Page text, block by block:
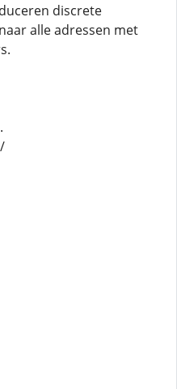
discrete
alle adressen met